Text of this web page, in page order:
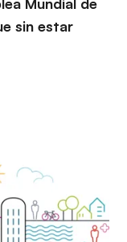
sin estar